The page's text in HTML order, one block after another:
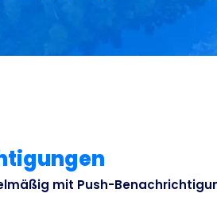
mit Push-